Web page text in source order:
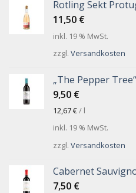
Rotling Sekt
11,50 €
inkl. 19 % MwSt.
zzgl. Versandkosten
„The Pepper
9,50 €
12,67€/ l
inkl. 19 % MwSt.
zzgl. Versandkosten
Cabernet
7,50 €